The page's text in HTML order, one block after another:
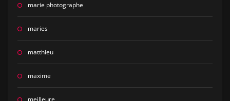
marie photographe
maries
matthieu
maxime